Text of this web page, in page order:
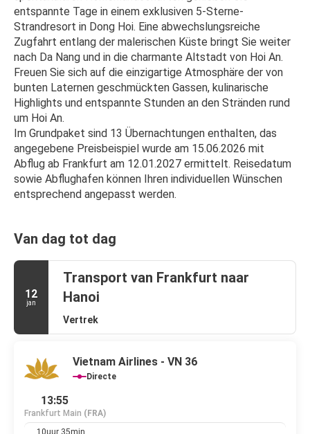
entspannte Tage in einem exklusiven 5-Sterne-
Strandresort in Dong Hoi. Eine abwechslungsreiche
Zugfahrt entlang der malerischen Küste bringt Sie weiter
nach Da Nang und in die charmante Altstadt von Hoi An.
Freuen Sie sich auf die einzigartige Atmosphäre der von
bunten Laternen geschmückten Gassen, kulinarische
Highlights und entspannte Stunden an den Stränden rund
um Hoi An.
Im Grundpaket sind 13 Übernachtungen enthalten, das
angegebene Preisbeispiel wurde am 15.06.2026 mit
Abflug ab Frankfurt am 12.01.2027 ermittelt. Reisedatum
sowie Abflughafen können Ihren individuellen Wünschen
entsprechend angepasst werden.
Van dag tot dag
12
jan
Transport van Frankfurt naar
Hanoi
Vertrek
Vietnam Airlines - VN 36
Directe
13:55
Frankfurt Main (FRA)
10uur 35min